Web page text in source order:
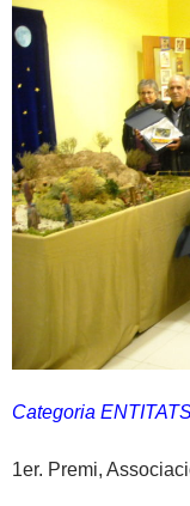
Categoria
1er. Premi,